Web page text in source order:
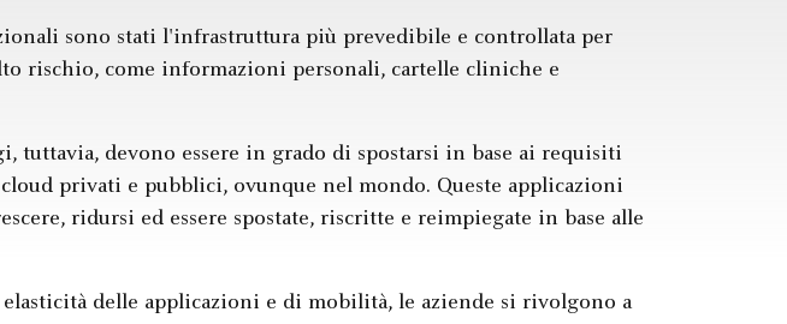
sono stati l'infrastruttura più prevedibile e controllata per
rischio, come informazioni personali, cartelle cliniche e
tuttavia, devono essere in grado di spostarsi in base ai requisiti
privati e pubblici, ovunque nel mondo. Queste applicazioni
ridursi ed essere spostate, riscritte e reimpiegate in base alle
delle applicazioni e di mobilità, le aziende si rivolgono a